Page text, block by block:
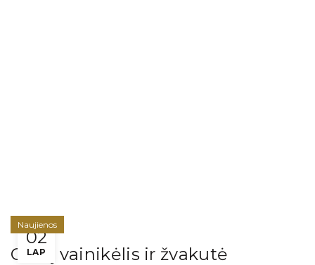
02
LAP
Naujienos
Gėlių vainikėlis ir žvakutė